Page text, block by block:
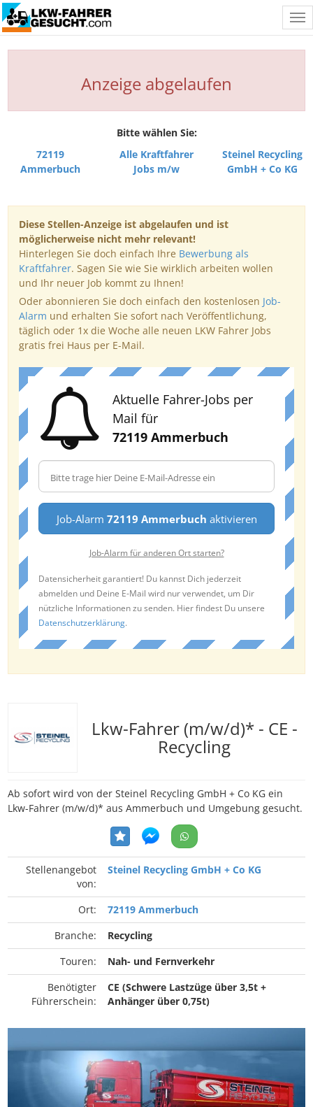
Anzeige abgelaufen
Bitte wählen Sie:
72119
Ammerbuch
Alle Kraftfahrer
Jobs m/w
Steinel Recycling
GmbH + Co KG
Diese Stellen-Anzeige ist abgelaufen und ist
möglicherweise nicht mehr relevant!
Hinterlegen Sie doch einfach Ihre Bewerbung als
Kraftfahrer. Sagen Sie wie Sie wirklich arbeiten wollen
und Ihr neuer Job kommt zu Ihnen!
Oder abonnieren Sie doch einfach den kostenlosen Job-
Alarm und erhalten Sie sofort nach Veröffentlichung,
täglich oder 1x die Woche alle neuen LKW Fahrer Jobs
gratis frei Haus per E-Mail.
Aktuelle Fahrer-Jobs per
Mail für
72119 Ammerbuch
Job-Alarm 72119 Ammerbuch aktivieren
Job-Alarm für anderen Ort starten?
Datensicherheit garantiert! Du kannst Dich jederzeit
abmelden und Deine E-Mail wird nur verwendet, um Dir
nützliche Informationen zu senden. Hier findest Du unsere
Datenschutzerklärung.
Lkw-Fahrer (m/w/d)* - CE -
Recycling
Ab sofort wird von der Steinel Recycling GmbH + Co KG ein
Lkw-Fahrer (m/w/d)* aus Ammerbuch und Umgebung gesucht.
Stellenangebot
von:
Steinel Recycling GmbH + Co KG
Ort:
72119 Ammerbuch
Branche:
Recycling
Touren:
Nah- und Fernverkehr
Benötigter
Führerschein:
CE (Schwere Lastzüge über 3,5t +
Anhänger über 0,75t)